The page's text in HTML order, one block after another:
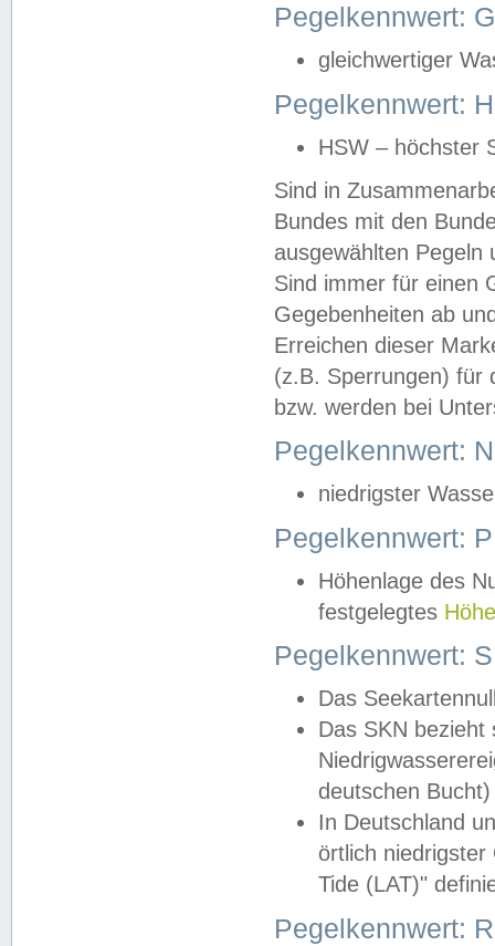
Pegelkennwert:
gleichwertiger
Pegelkennwert:
HSW – höchster
Sind in
Bundes mit den
ausgewählten
Sind immer für einen
Gegebenheiten ab
Erreichen dieser
(z.B. Sperrungen) für
bzw. werden bei
Pegelkennwert:
niedrigster
Pegelkennwert:
Höhenlage des
festgelegtes
Pegelkennwert:
Das
Das SKN
deutschen
In Deutschland
örtlich
Tide (LAT)"
Pegelkennwert: